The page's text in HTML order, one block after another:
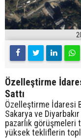
Özelleştirme
Sattı
Özelleştirme İdaresi
Sakarya ve
pazarlık görüşmeleri
yüksek tekliflerin